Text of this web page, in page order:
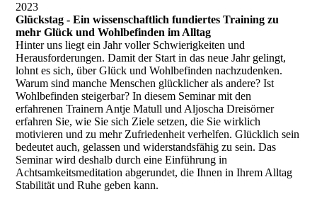
2023
Glückstag - Ein wissenschaftlich fundiertes Training zu
mehr Glück und Wohlbefinden im Alltag
Hinter uns liegt ein Jahr voller Schwierigkeiten und
Herausforderungen. Damit der Start in das neue Jahr gelingt,
lohnt es sich, über Glück und Wohlbefinden nachzudenken.
Warum sind manche Menschen glücklicher als andere? Ist
Wohlbefinden steigerbar? In diesem Seminar mit den
erfahrenen Trainern Antje Matull und Aljoscha Dreisörner
erfahren Sie, wie Sie sich Ziele setzen, die Sie wirklich
motivieren und zu mehr Zufriedenheit verhelfen. Glücklich sein
bedeutet auch, gelassen und widerstandsfähig zu sein. Das
Seminar wird deshalb durch eine Einführung in
Achtsamkeitsmeditation abgerundet, die Ihnen in Ihrem Alltag
Stabilität und Ruhe geben kann.